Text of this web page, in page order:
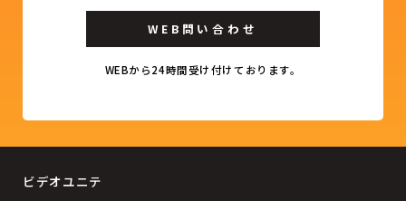
WEB問い合わせ
WEBから24時間受け付けております。
ビデオユニテ